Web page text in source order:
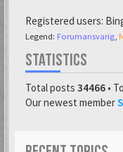
Registered users:
Legend: Forumansvarig
STATISTICS
Total posts 34466 •
Our newest member